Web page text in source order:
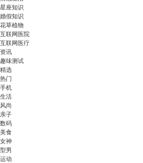
星座知识
婚假知识
花草植物
互联网医院
互联网医疗
资讯
趣味测试
精选
热门
手机
生活
风尚
亲子
数码
美食
女神
型男
运动